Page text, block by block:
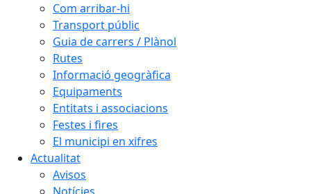
Com arribar-hi
Transport públic
Guia de carrers / Plànol
Rutes
Informació geogràfica
Equipaments
Entitats i associacions
Festes i fires
El municipi en xifres
Actualitat
Avisos